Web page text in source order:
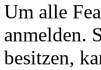
Um alle
anmelden.
besitzen,